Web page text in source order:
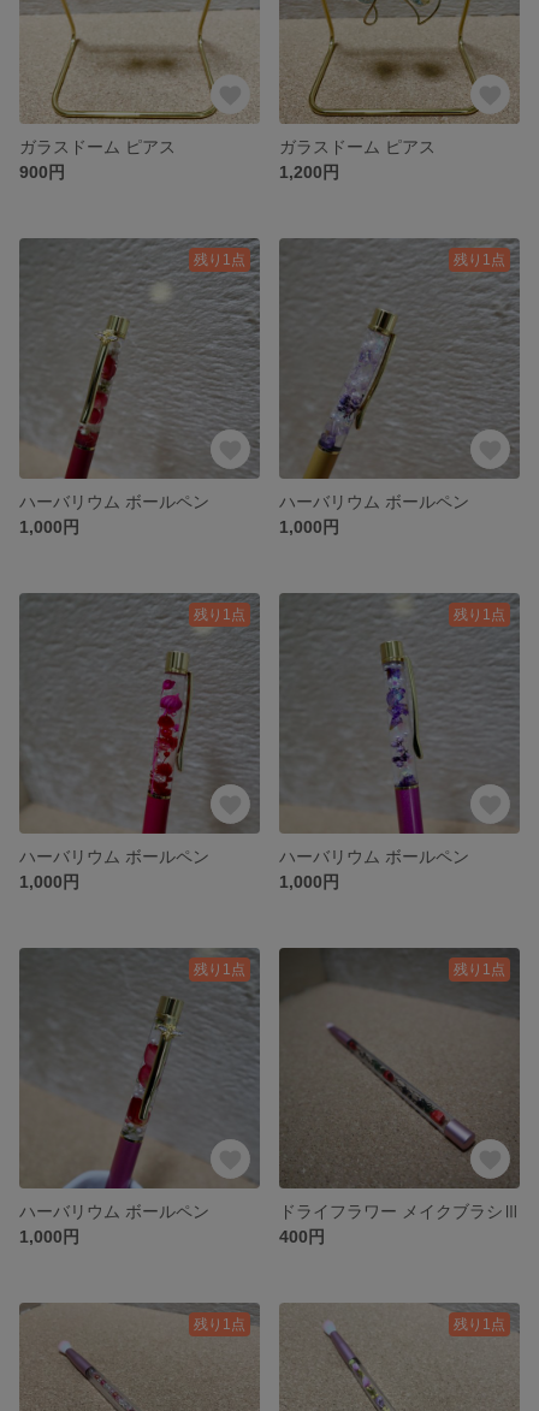
ガラスドーム ピアス
900円
ガラスドーム ピアス
1,200円
残り1点
ハーバリウム ボールペン
1,000円
残り1点
ハーバリウム ボールペン
1,000円
残り1点
ハーバリウム ボールペン
1,000円
残り1点
ハーバリウム ボールペン
1,000円
残り1点
ハーバリウム ボールペン
1,000円
残り1点
ドライフラワー メイクブラシⅢ
400円
残り1点 残り1点